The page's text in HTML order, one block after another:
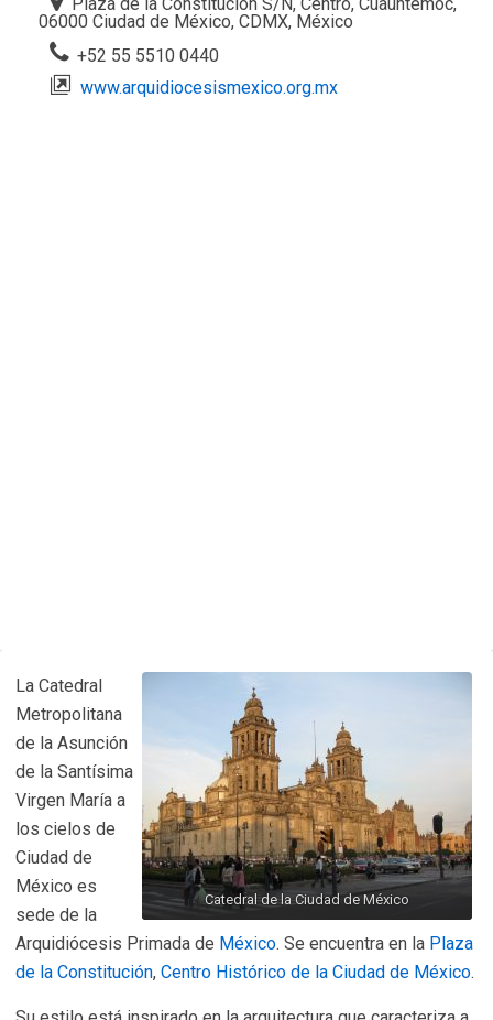
Plaza de la Constitución S/N, Centro, Cuauhtémoc,
06000 Ciudad de México, CDMX, México
+52 55 5510 0440
www.arquidiocesismexico.org.mx
Catedral de la Ciudad de México
La Catedral
Metropolitana
de la Asunción
de la Santísima
Virgen María a
los cielos de
Ciudad de
México es
sede de la
Arquidiócesis Primada de México. Se encuentra en la Plaza
de la Constitución, Centro Histórico de la Ciudad de México.